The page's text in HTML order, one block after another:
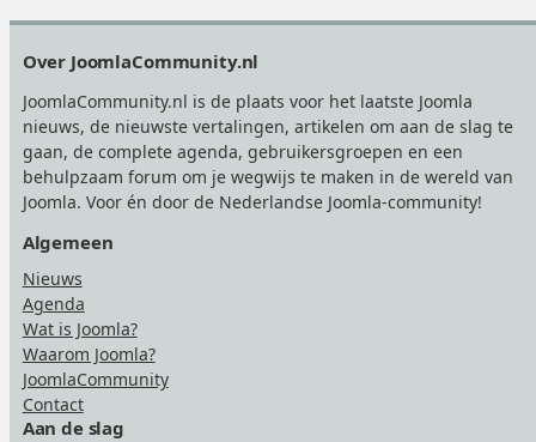
Over JoomlaCommunity.nl
JoomlaCommunity.nl is de plaats voor het laatste Joomla
nieuws, de nieuwste vertalingen, artikelen om aan de slag te
gaan, de complete agenda, gebruikersgroepen en een
behulpzaam forum om je wegwijs te maken in de wereld van
Joomla. Voor én door de Nederlandse Joomla-community!
Algemeen
Nieuws
Agenda
Wat is Joomla?
Waarom Joomla?
JoomlaCommunity
Contact
Aan de slag